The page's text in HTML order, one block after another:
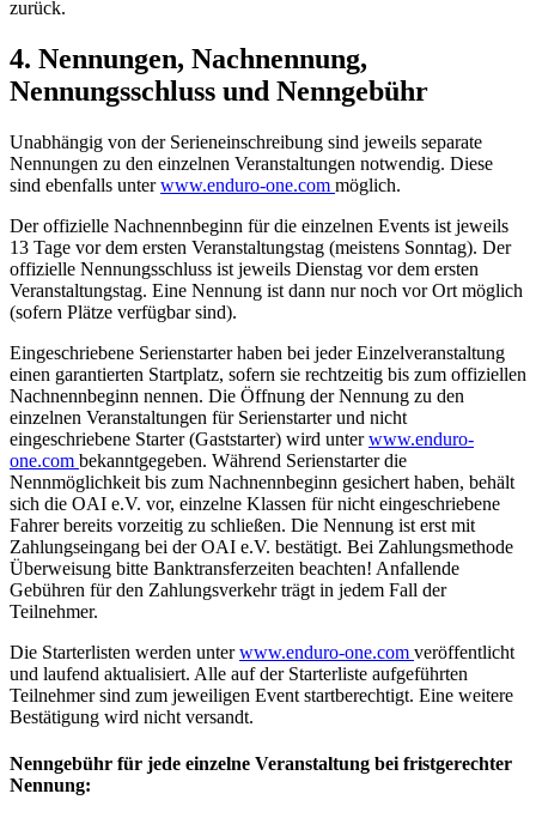
zurück.
4. Nennungen, Nachnennung,
Nennungsschluss und Nenngebühr
Unabhängig von der Serieneinschreibung sind jeweils separate
Nennungen zu den einzelnen Veranstaltungen notwendig. Diese
sind ebenfalls unterwww.enduro-one.com möglich.
Der offizielle Nachnennbeginn für die einzelnen Events ist jeweils
13 Tage vor dem ersten Veranstaltungstag (meistens Sonntag). Der
offizielle Nennungsschluss ist jeweils Dienstag vor dem ersten
Veranstaltungstag. Eine Nennung ist dann nur noch vor Ort möglich
(sofern Plätze verfügbar sind).
Eingeschriebene Serienstarter haben bei jeder Einzelveranstaltung
einen garantierten Startplatz, sofern sie rechtzeitig bis zum offiziellen
Nachnennbeginn nennen. Die Öffnung der Nennung zu den
einzelnen Veranstaltungen für Serienstarter und nicht
eingeschriebene Starter (Gaststarter) wird unterwww.enduro-
one.com bekanntgegeben. Während Serienstarter die
Nennmöglichkeit bis zum Nachnennbeginn gesichert haben, behält
sich die OAI e.V. vor, einzelne Klassen für nicht eingeschriebene
Fahrer bereits vorzeitig zu schließen. Die Nennung ist erst mit
Zahlungseingang bei der OAI e.V. bestätigt. Bei Zahlungsmethode
Überweisung bitte Banktransferzeiten beachten! Anfallende
Gebühren für den Zahlungsverkehr trägt in jedem Fall der
Teilnehmer.
Die Starterlisten werden unterwww.enduro-one.com veröffentlicht
und laufend aktualisiert. Alle auf der Starterliste aufgeführten
Teilnehmer sind zum jeweiligen Event startberechtigt. Eine weitere
Bestätigung wird nicht versandt.
Nenngebühr für jede einzelne Veranstaltung bei fristgerechter
Nennung: